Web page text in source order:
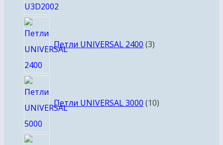
Петли UNIVERSAL 2400 3товара
Петли UNIVERSAL 3000 10товаров